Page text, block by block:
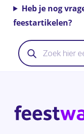
Heb je nog
feestartikelen?
Producten
zoeken